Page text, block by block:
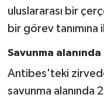
uluslararası bir
bir görev tanımına
Savunma
Antibes'teki
savunma alanında